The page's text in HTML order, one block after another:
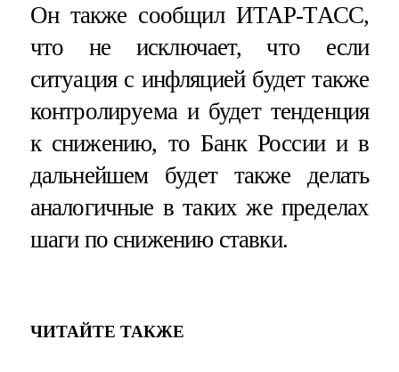
Он также сообщил ИТАР-ТАСС,
что не исключает, что если
ситуация с инфляцией будет также
контролируема и будет тенденция
к снижению, то Банк России и в
дальнейшем будет также делать
аналогичные в таких же пределах
шаги по снижению ставки.
ЧИТАЙТЕ ТАКЖЕ